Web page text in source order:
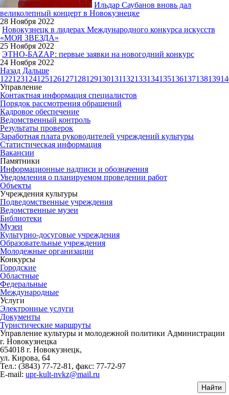
Ильдар Саубанов вновь дал
великолепный концерт в Новокузнецке
28 Ноября 2022
Новокузнецк в лидерах Международного конкурса искусств
«МОЯ ЗВЕЗДА»
25 Ноября 2022
ЭТНО-БАZАР: первые заявки на новогодний конкурс
24 Ноября 2022
Назад Дальше
122123124125126127128129130131132133134135136137138139
Управление
Контактная информация специалистов
Порядок рассмотрения обращений
Кадровое обеспечение
Ведомственный контроль
Результаты проверок
Заработная плата руководителей учреждений культуры
Статистическая информация
Вакансии
Памятники
Информационные надписи и обозначения
Уведомления о планируемом проведении работ
Объекты
Учреждения культуры
Подведомственные учреждения
Ведомственные музеи
Библиотеки
Музеи
Культурно-досуговые учреждения
Образовательные учреждения
Молодежные организации
Конкурсы
Городские
Областные
Федеральные
Международные
Услуги
Электронные услуги
Документы
Туристические маршруты
Управление культуры и молодежной политики Администрации
г. Новокузнецка
654018 г. Новокузнецк,
ул. Кирова, 64
Тел.: (3843) 77-72-81 , факс: 77-72-97
E-mail: upr-kult-nvkz@mail.ru